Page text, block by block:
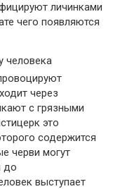
личинками
чего появляются
человека
через
с грязными
это
содержится
черви могут
до
выступает